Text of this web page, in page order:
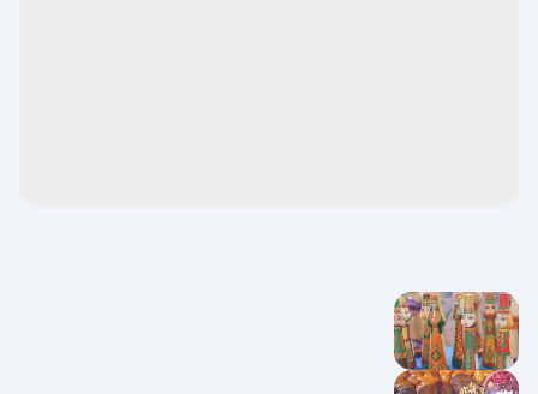
گیاهان دارویی (Դեղաբույսեր)؛ درمان طبیعی
بهترین و ارزان‌ترین مراکز خرید؛ قیمت سوغات
ارمنستان چقدر است و از کجا بخریم؟